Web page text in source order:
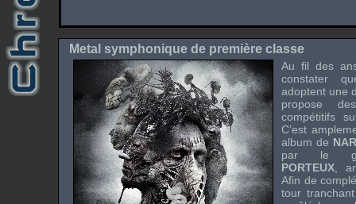
Metal symphonique de première classe
Au fil des
constater
adoptent une
propose
compétitifs
C’est
album de
par le
PORTEUX ,
Afin de
tour